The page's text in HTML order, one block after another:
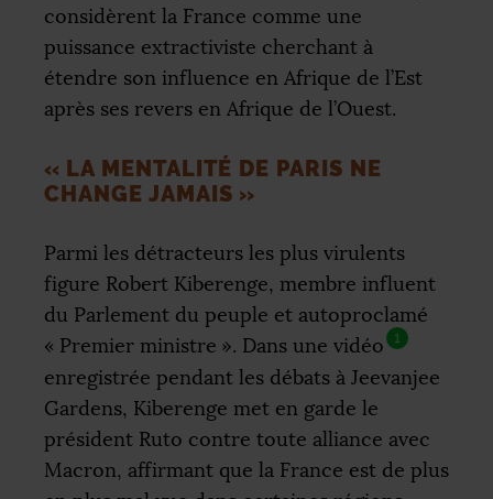
considèrent la France comme une
puissance extractiviste cherchant à
étendre son influence en Afrique de l’Est
après ses revers en Afrique de l’Ouest.
« LA MENTALITÉ DE PARIS NE
CHANGE JAMAIS »
Parmi les détracteurs les plus virulents
figure Robert Kiberenge, membre influent
du Parlement du peuple et autoproclamé
« Premier ministre ». Dans une vidéo 1
enregistrée pendant les débats à Jeevanjee
Gardens, Kiberenge met en garde le
président Ruto contre toute alliance avec
Macron, affirmant que la France est de plus